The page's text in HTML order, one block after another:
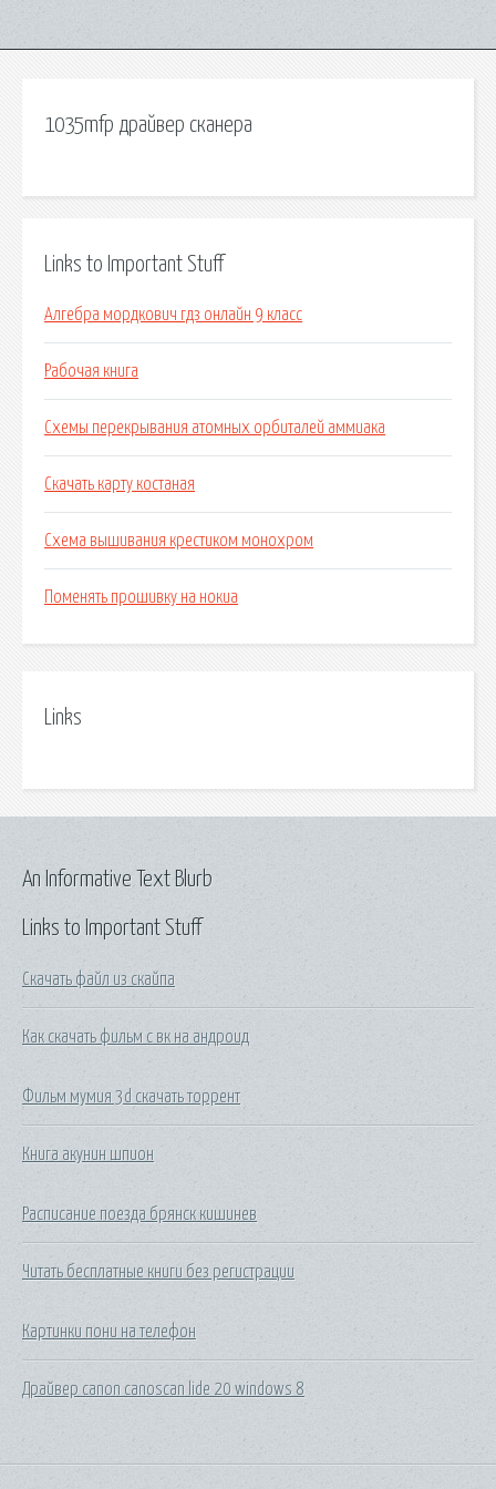
1035mfp драйвер сканера
Links to Important Stuff
Алгебра мордкович гдз онлайн 9 класс
Рабочая книга
Схемы перекрывания атомных орбиталей аммиака
Скачать карту костаная
Схема вышивания крестиком монохром
Поменять прошивку на нокиа
Links
Links to Important Stuff
Скачать файл из скайпа
Как скачать фильм с вк на андроид
Фильм мумия 3d скачать торрент
Книга акунин шпион
Расписание поезда брянск кишинев
Читать бесплатные книги без регистрации
Картинки пони на телефон
Драйвер canon canoscan lide 20 windows 8
An Informative Text Blurb